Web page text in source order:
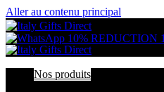
Aller au contenu principal
10% REDUCTION
Nos produits